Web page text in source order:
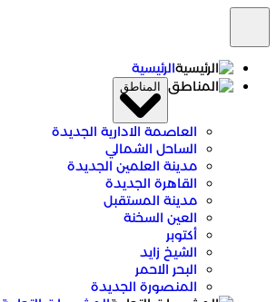
الرئيسية
المناطق
العاصمة الادارية الجديدة
الساحل الشمالي
مدينة العلمين الجديدة
القاهرة الجديدة
مدينة المستقبل
العين السخنة
أكتوبر
الشيخ زايد
البحر الاحمر
المنصورة الجديدة